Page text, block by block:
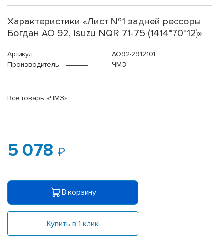
Характеристики «Лист №1 задней рессоры
Богдан АО 92, Isuzu NQR 71-75 (1414*70*12)»
Артикул
АО92-2912101
Производитель
ЧМЗ
Все товары «ЧМЗ»
5 078
В корзину
Купить в 1 клик